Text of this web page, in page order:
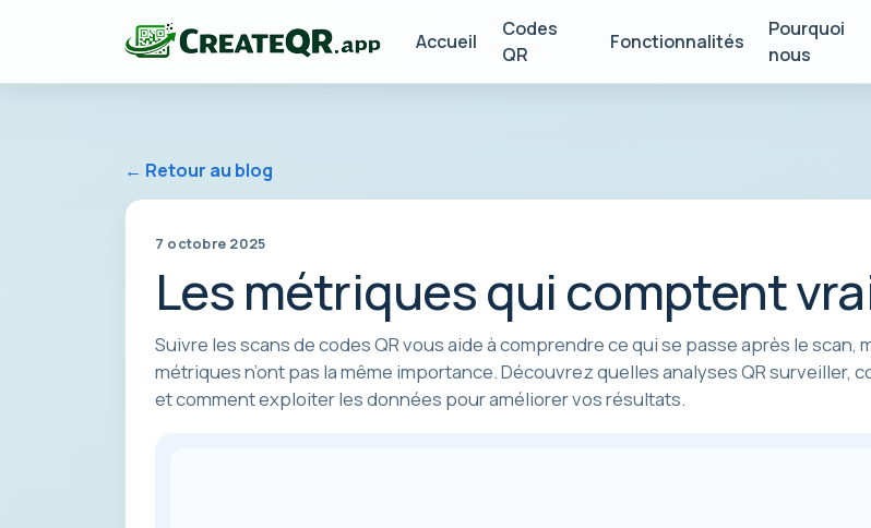
Accueil
Codes
QR
Fonctionnalités
Pourquoi
nous
← Retour au blog
7 octobre 2025
Les métriques qui comptent
Suivre les scans de codes QR vous aide à comprendre ce qui se passe après le scan,
métriques n’ont pas la même importance. Découvrez quelles analyses QR surveiller,
et comment exploiter les données pour améliorer vos résultats.